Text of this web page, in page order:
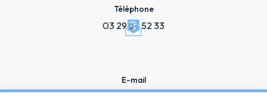
Téléphone
03 29 87 52 33
E-mail